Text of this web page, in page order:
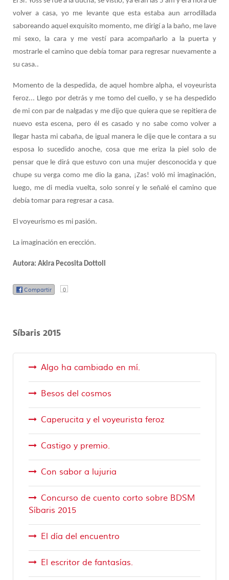
volver a casa, yo me levante que esta estaba aun arrodillada
saboreando aquel exquisito momento, me dirigí a la baño, me lave
mi sexo, la cara y me vestí para acompañarlo a la puerta y
mostrarle el camino que debía tomar para regresar nuevamente a
su casa..
Momento de la despedida, de aquel hombre alpha, el voyeurista
feroz... Llego por detrás y me tomo del cuello, y se ha despedido
de mi con par de nalgadas y me dijo que quiera que se repitiera de
nuevo esta escena, pero él es casado y no sabe como volver a
llegar hasta mi cabaña, de igual manera le dije que le contara a su
esposa lo sucedido anoche, cosa que me eriza la piel solo de
pensar que le dirá que estuvo con una mujer desconocida y que
chupe su verga como me dio la gana, ¡Zas! voló mi imaginación,
luego, me di media vuelta, solo sonreí y le señalé el camino que
debía tomar para regresar a casa.
El voyeurismo es mi pasión.
La imaginación en erección.
Autora: Akira Pecosita Dottoll
Compartir 0
Síbaris 2015
Algo ha cambiado en mí.
Besos del cosmos
Caperucita y el voyeurista feroz
Castigo y premio.
Con sabor a lujuria
Concurso de cuento corto sobre BDSM
Síbaris 2015
El día del encuentro
El escritor de fantasías.